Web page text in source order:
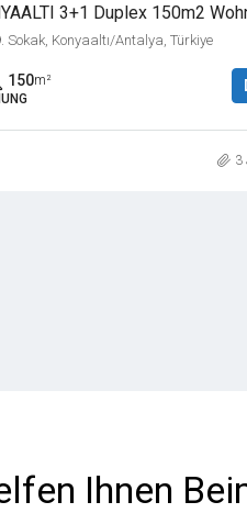
3+1 Duplex 150m2
Sokak, Konyaaltı/Antalya, Türkiye
150m²
3
Ihnen